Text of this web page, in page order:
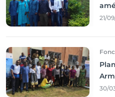
21/
des
30/